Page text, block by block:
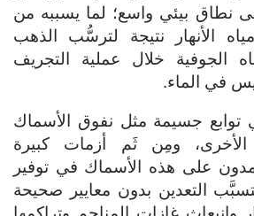
نطاق بيئي واسع؛ لما يسببه من
الأنهار نتيجة لترسُّب الذهب
الجوفية خلال عملية التجريف
في الماء.
جسيمة مثل نفوق الأسماك
الأخرى، ومِن ثَم أزمات كبيرة
على هذه الأسماك في توفير
التعدين بدون معايير صحيحة